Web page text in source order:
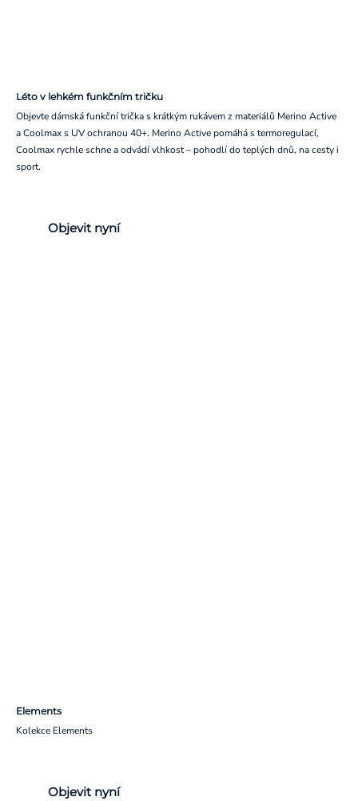
Léto v lehkém funkčním tričku
Objevte dámská funkční trička s krátkým rukávem z materiálů Merino Active
a Coolmax s UV ochranou 40+. Merino Active pomáhá s termoregulací,
Coolmax rychle schne a odvádí vlhkost – pohodlí do teplých dnů, na cesty i
sport.
Objevit nyní
Elements
Kolekce Elements
Objevit nyní